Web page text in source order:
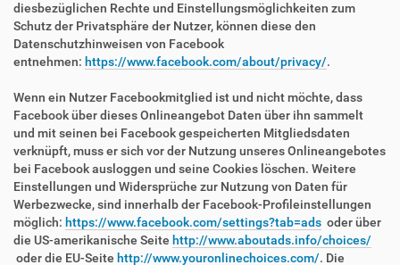
diesbezüglichen Rechte und Einstellungsmöglichkeiten zum
Schutz der Privatsphäre der Nutzer, können diese den
Datenschutzhinweisen von Facebook
entnehmen: https://www.facebook.com/about/privacy/.
Wenn ein Nutzer Facebookmitglied ist und nicht möchte, dass
Facebook über dieses Onlineangebot Daten über ihn sammelt
und mit seinen bei Facebook gespeicherten Mitgliedsdaten
verknüpft, muss er sich vor der Nutzung unseres Onlineangebotes
bei Facebook ausloggen und seine Cookies löschen. Weitere
Einstellungen und Widersprüche zur Nutzung von Daten für
Werbezwecke, sind innerhalb der Facebook-Profileinstellungen
möglich: https://www.facebook.com/settings?tab=ads oder über
die US-amerikanische Seite http://www.aboutads.info/choices/
oder die EU-Seite http://www.youronlinechoices.com/. Die